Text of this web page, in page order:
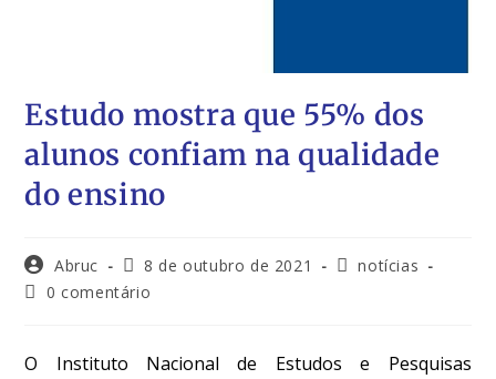
Estudo mostra que 55% dos
alunos confiam na qualidade
do ensino
Abruc 8 de outubro de 2021
notícias
0 comentário
O Instituto Nacional de Estudos e Pesquisas